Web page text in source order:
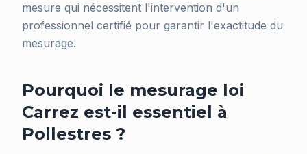
mesure qui nécessitent l'intervention d'un
professionnel certifié pour garantir l'exactitude du
mesurage.
Pourquoi le mesurage loi
Carrez est-il essentiel à
Pollestres ?